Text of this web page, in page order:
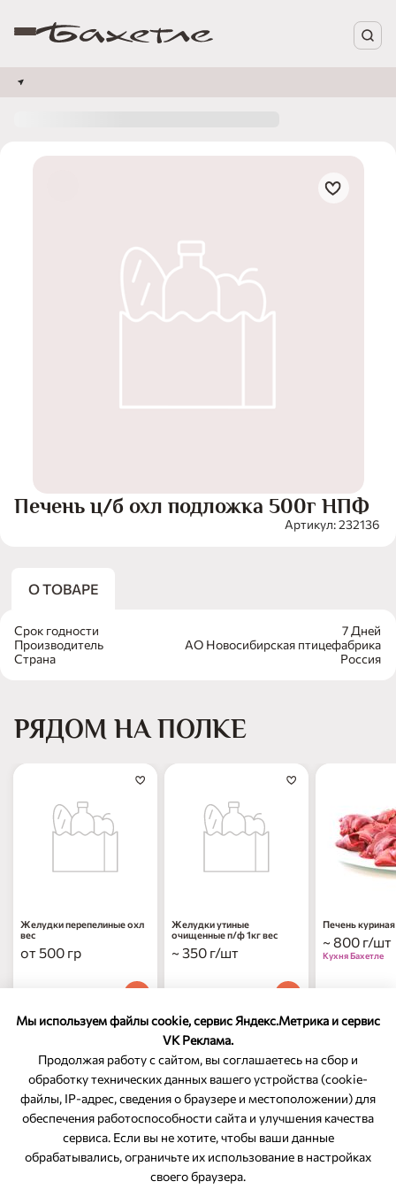
Мы используем файлы cookie, сервис Яндекс.Метрика и сервис
VK Реклама.
Продолжая работу с сайтом, вы соглашаетесь на сбор и
обработку технических данных вашего устройства (cookie-
файлы, IP-адрес, сведения о браузере и местоположении) для
обеспечения работоспособности сайта и улучшения качества
сервиса. Если вы не хотите, чтобы ваши данные
обрабатывались, ограничьте их использование в настройках
своего браузера.
Печень ц/б охл подложка 500г НПФ
Артикул: 232136
О ТОВАРЕ
Срок годности
7 Дней
Производитель
АО Новосибирская птицефабрика
Страна
Россия
РЯДОМ НА ПОЛКЕ
Желудки перепелиные охл
вес
от 500 гр
Желудки утиные
очищенные п/ф 1кг вес
~ 350 г/шт
Печень
~ 800 г/шт
Кухня Бахетле
ОБРАТНАЯ СВЯЗЬ
8-800-350-46-10
Служба поддержки